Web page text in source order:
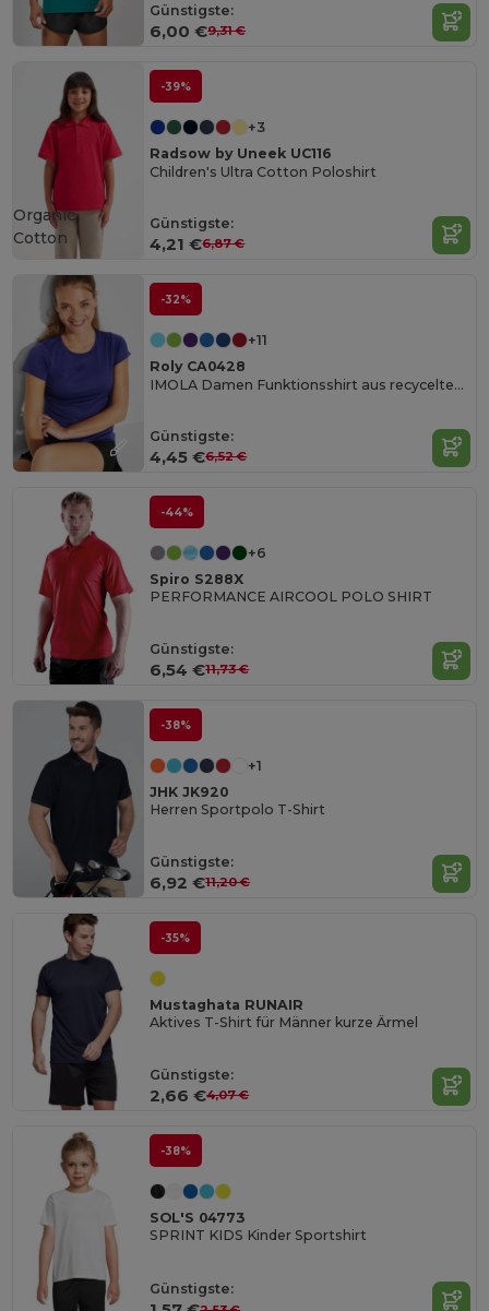
Günstigste:
6,00 €9,31 €
-39%
+3
Radsow by Uneek UC116
Children's Ultra Cotton Poloshirt
Günstigste:
4,21 €6,87 €
Organic
Cotton
-32%
+11
Roly CA0428
IMOLA Damen Funktionsshirt aus recyceltem CONTROL-DRY Polyester
Günstigste:
4,45 €6,52 €
-44%
+6
Spiro S288X
PERFORMANCE AIRCOOL POLO SHIRT
Günstigste:
6,54 €11,73 €
-38%
+1
JHK JK920
Herren Sportpolo T-Shirt
Günstigste:
6,92 €11,20 €
-35%
Mustaghata RUNAIR
Aktives T-Shirt für Männer kurze Ärmel
Günstigste:
2,66 €4,07 €
-38%
SOL'S 04773
SPRINT KIDS Kinder Sportshirt
Günstigste: